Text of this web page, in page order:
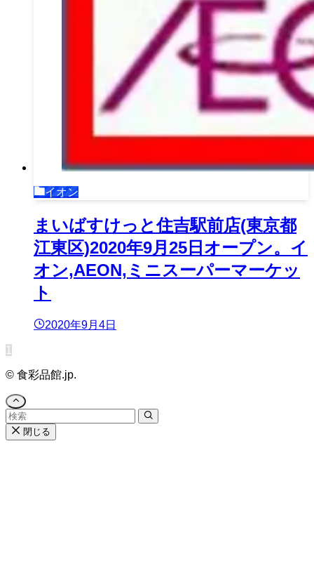
イオン
まいばすけっと住吉駅前店(東京都
江東区)2020年9月25日オープン。イ
オン,AEON,ミニスーパーマーケッ
ト
2020年9月4日
1
© 食彩品館.jp.
閉じる